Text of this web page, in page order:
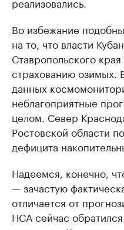
Во избежание
на то, что власти
Ставропольского
страхованию озимых.
данных
неблагоприятные
целом. Север
Ростовской области
дефицита
Надеемся, конечно,
— зачастую
отличается от
НСА сейчас